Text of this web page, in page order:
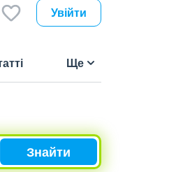
Увійти
Ще
Знайти